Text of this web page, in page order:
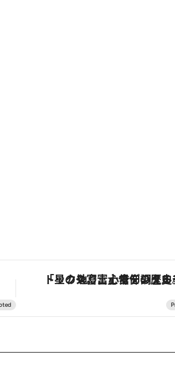
「星のや富士」でデジタルデトックス。冨士信仰の歴史を辿り、心身を